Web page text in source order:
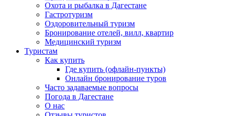
Охота и рыбалка в Дагестане
Гастротуризм
Оздоровительный туризм
Бронирование отелей, вилл, квартир
Медицинский туризм
Туристам
Как купить
Где купить (офлайн-пункты)
Онлайн бронирование туров
Часто задаваемые вопросы
Погода в Дагестане
О нас